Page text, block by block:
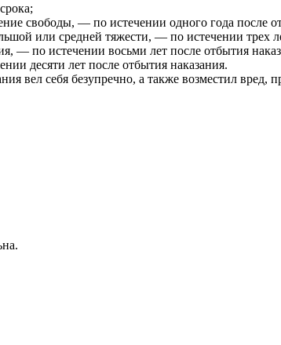
свободы, — по истечении одного года после
или средней тяжести, — по истечении трех
— по истечении восьми лет после отбытия
десяти лет после отбытия наказания.
вел себя безупречно, а также возместил вред,